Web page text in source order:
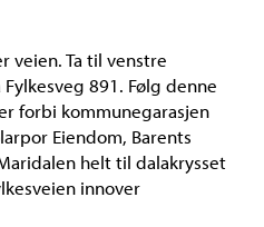
veien. Ta til venstre
891. Følg denne
forbi kommunegarasjen
Eiendom, Barents
helt til dalakrysset
innover